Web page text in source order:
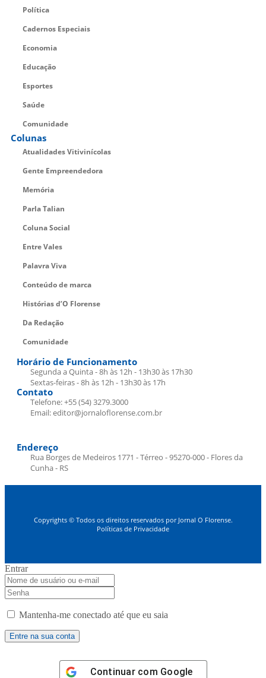
Política
Cadernos Especiais
Economia
Educação
Esportes
Saúde
Comunidade
Colunas
Atualidades Vitivinícolas
Gente Empreendedora
Memória
Parla Talian
Coluna Social
Entre Vales
Palavra Viva
Conteúdo de marca
Histórias d’O Florense
Da Redação
Comunidade
Horário de Funcionamento
Segunda a Quinta - 8h às 12h - 13h30 às 17h30
Sextas-feiras - 8h às 12h - 13h30 às 17h
Contato
Telefone: +55 (54) 3279.3000
Email: editor@jornaloflorense.com.br
Endereço
Rua Borges de Medeiros 1771 - Térreo - 95270-000 - Flores da
Cunha - RS
Copyrights © Todos os direitos reservados por Jornal O Florense.
Políticas de Privacidade
Entrar
Mantenha-me conectado até que eu saia
Continuar com Google